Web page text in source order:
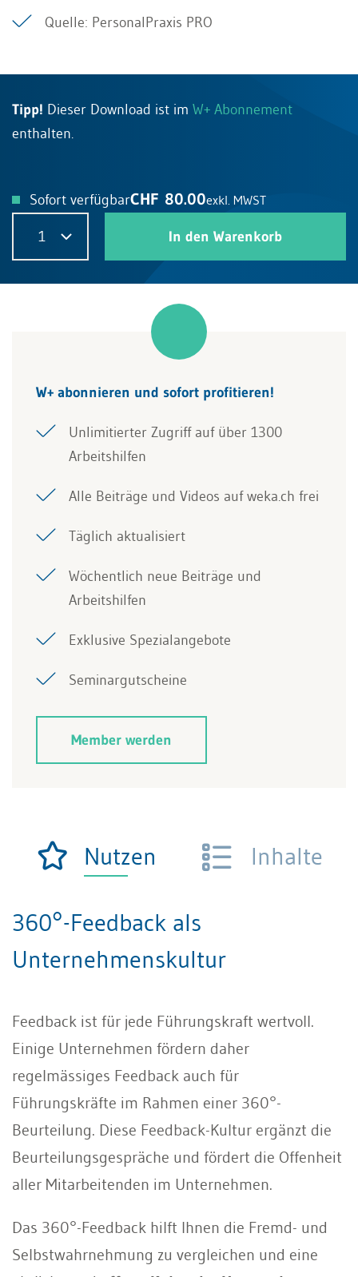
Quelle: PersonalPraxis PRO
Tipp! Dieser Download ist im W+ Abonnement
enthalten.
Sofort verfügbarCHF 80.00exkl. MWST
1 In den Warenkorb
W+ abonnieren und sofort profitieren!
Unlimitierter Zugriff auf über 1300
Arbeitshilfen
Alle Beiträge und Videos auf weka.ch frei
Täglich aktualisiert
Wöchentlich neue Beiträge und
Arbeitshilfen
Exklusive Spezialangebote
Seminargutscheine
Member werden
Nutzen Inhalte
360°-Feedback als
Unternehmenskultur
Feedback ist für jede Führungskraft wertvoll.
Einige Unternehmen fördern daher
regelmässiges Feedback auch für
Führungskräfte im Rahmen einer 360°-
Beurteilung. Diese Feedback-Kultur ergänzt die
Beurteilungsgespräche und fördert die Offenheit
aller Mitarbeitenden im Unternehmen.
Das 360°-Feedback hilft Ihnen die Fremd- und
Selbstwahrnehmung zu vergleichen und eine